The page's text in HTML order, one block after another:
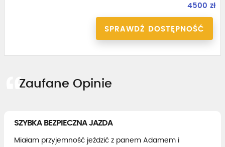
4500 zł
SPRAWDŹ DOSTĘPNOŚĆ
Zaufane Opinie
SZYBKA BEZPIECZNA JAZDA
Miałam przyjemność jeździć z panem Adamem i